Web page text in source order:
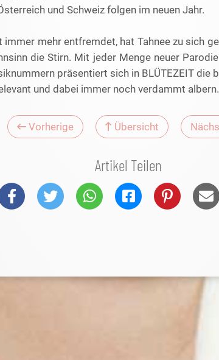
und Schweiz folgen im neuen Jahr.
immer mehr entfremdet, hat Tahnee zu sich
die Stirn. Mit jeder Menge neuer
präsentiert sich in BLÜTEZEIT die
und dabei immer noch verdammt albern.
Vorherige Übersicht
Artikel Teilen